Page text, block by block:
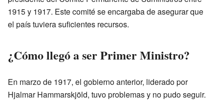
1915 y 1917. Este comité se encargaba de asegurar que
el país tuviera suficientes recursos.
¿Cómo llegó a ser Primer Ministro?
En marzo de 1917, el gobierno anterior, liderado por
Hjalmar Hammarskjöld, tuvo problemas y no pudo seguir.